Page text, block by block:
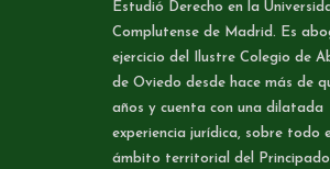
Estudió Derecho en la
Complutense de Madrid. Es
ejercicio del Ilustre Colegio de
de Oviedo desde hace más de
años y cuenta con una dilatada
experiencia jurídica, sobre todo
ámbito territorial del